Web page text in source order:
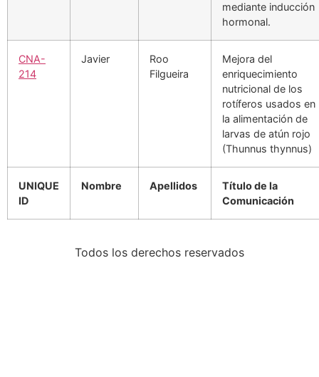
mediante inducción
hormonal.
CNA-
214
Javier
Roo
Filgueira
Mejora del
enriquecimiento
nutricional de los
rotíferos usados en
la alimentación de
larvas de atún rojo
(Thunnus thynnus)
UNIQUE
ID
Nombre Apellidos
Título de la
Comunicación
Todos los derechos reservados